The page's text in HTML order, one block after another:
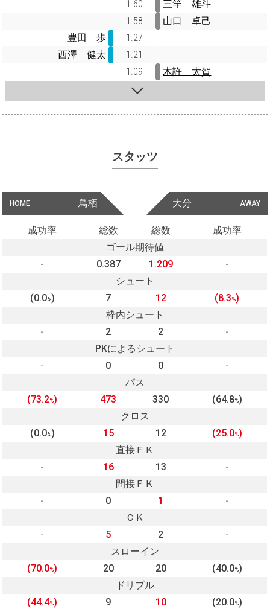
1.60
三竿 雄斗
1.58
山口 卓己
豊田 歩
1.27
西澤 健太
1.21
1.09
木許 太賀
スタッツ
HOME 鳥栖 AWAY
大分
成功率 総数 総数
成功率
ゴール期待値
-
0.387 1.209
-
シュート
(0.0%) 7 12 (8.3%)
枠内シュート
-
2 2
-
PKによるシュート
-
0 0
-
パス
(73.2%) 473 330 (64.8%)
クロス
(0.0%) 15 12 (25.0%)
直接ＦＫ
-
16 13
-
間接ＦＫ
-
0 1
-
ＣＫ
-
5 2
-
スローイン
(70.0%) 20 20 (40.0%)
ドリブル
(44.4%) 9 10 (20.0%)